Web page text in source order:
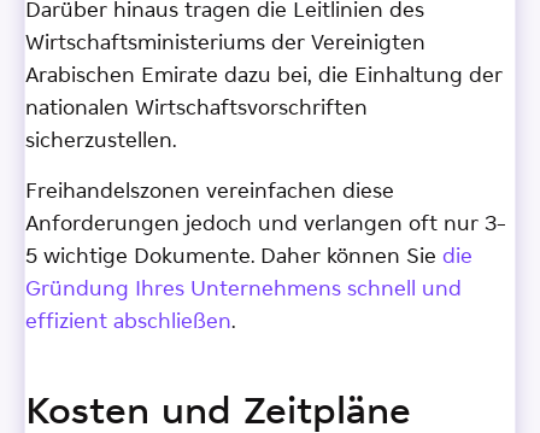
Darüber hinaus tragen die Leitlinien des
Wirtschaftsministeriums der Vereinigten
Arabischen Emirate dazu bei, die Einhaltung der
nationalen Wirtschaftsvorschriften
sicherzustellen.
Freihandelszonen vereinfachen diese
Anforderungen jedoch und verlangen oft nur 3–
5 wichtige Dokumente. Daher können Sie die
Gründung Ihres Unternehmens schnell und
effizient abschließen.
Kosten und Zeitpläne